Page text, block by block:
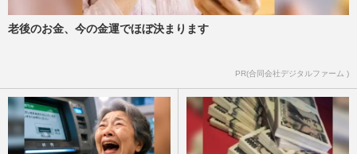
老後のお金、今の金運でほぼ決まります
PR(合同会社デジタルファーム )